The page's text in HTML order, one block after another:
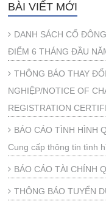
BÀI VIẾT MỚI
DANH SÁCH CỔ
ĐIỂM 6 THÁNG ĐẦU
THÔNG BÁO THAY
NGHIỆP/NOTICE OF
REGISTRATION
BÁO CÁO TÌNH HÌNH
Cung cấp thông tin tình
BÁO CÁO TÀI CHÍNH
THÔNG BÁO TUYỂN